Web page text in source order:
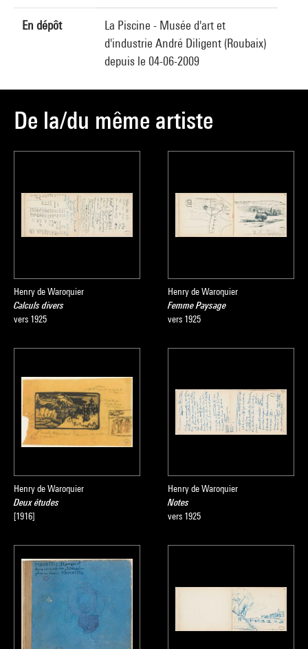
En dépôt
La Piscine - Musée d'art et
d'industrie André Diligent (Roubaix)
depuis le 04-06-2009
De la/du même artiste
Henry de Waroquier
Calculs divers
vers 1925
Henry de Waroquier
Femme Paysage
vers 1925
Henry de Waroquier
Deux études
[1916]
Henry de Waroquier
Notes
vers 1925